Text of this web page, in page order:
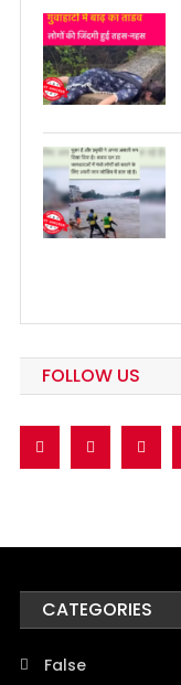
FOLLOW US
CATEGORIES
False